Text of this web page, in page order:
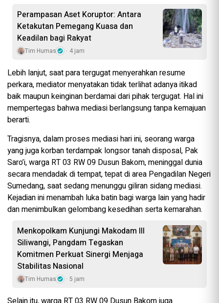
Perampasan Aset Koruptor: Antara
Ketakutan Pemegang Kuasa dan
Keadilan bagi Rakyat
Tim Humas 4 jam
Lebih lanjut, saat para tergugat menyerahkan resume
perkara, mediator menyatakan tidak terlihat adanya itikad
baik maupun keinginan berdamai dari pihak tergugat. Hal ini
mempertegas bahwa mediasi berlangsung tanpa kemajuan
berarti.
Tragisnya, dalam proses mediasi hari ini, seorang warga
yang juga korban terdampak longsor tanah disposal, Pak
Saro’i, warga RT 03 RW 09 Dusun Bakom, meninggal dunia
secara mendadak di tempat, tepat di area Pengadilan Negeri
Sumedang, saat sedang menunggu giliran sidang mediasi.
Kejadian ini menambah luka batin bagi warga lain yang hadir
dan menimbulkan gelombang kesedihan serta kemarahan.
Menkopolkam Kunjungi Makodam III
Siliwangi, Pangdam Tegaskan
Komitmen Perkuat Sinergi Menjaga
Stabilitas Nasional
Tim Humas 5 jam